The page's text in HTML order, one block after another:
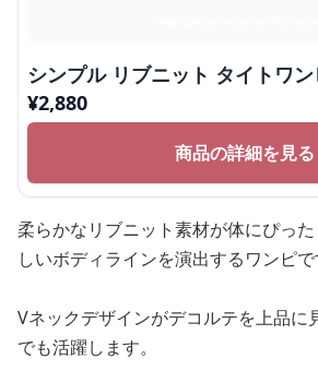
シンプル リブニット タイトワ
¥2,880
商品の詳細を見る
柔らかなリブニット素材が体にぴっ
しいボディラインを演出するワンピで
Vネックデザインがデコルテを上品に
でも活躍します。